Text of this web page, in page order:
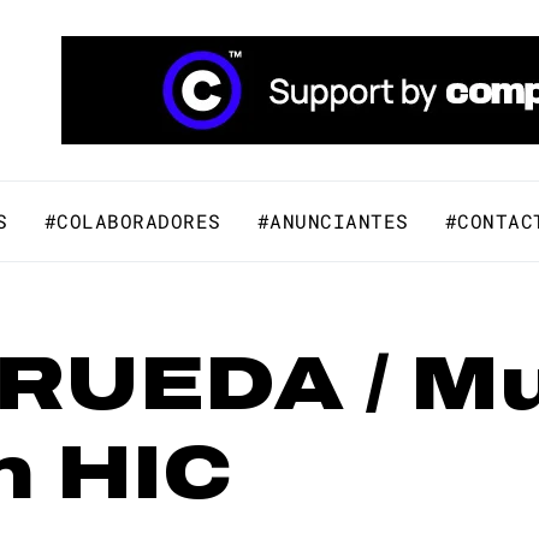
#COLABORADORES #ANUNCIANTES
/
HIC